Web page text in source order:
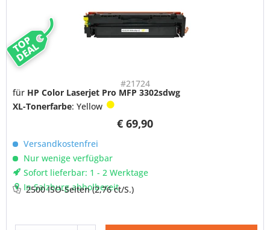
TOP
DEAL
#21724
€ 69,90
für HP Color Laserjet Pro MFP 3302sdwg
XL-Tonerfarbe: Yellow
Versandkostenfrei
Nur wenige verfügbar
Sofort lieferbar: 1 - 2 Werktage
In Salzburg abholbereit
2500 ISO-Seiten(2,76 ct/S.)